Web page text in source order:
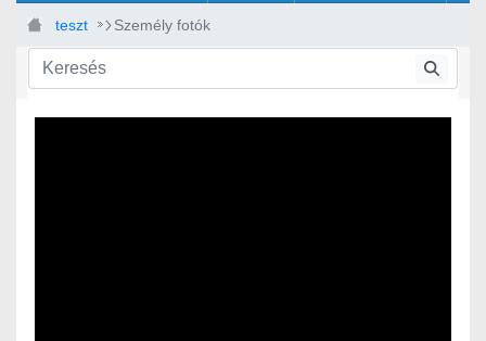
teszt Személy fotók